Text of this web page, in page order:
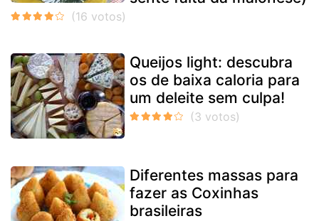
Queijos light: descubra
os de baixa caloria para
um deleite sem culpa!
Diferentes massas para
fazer as Coxinhas
brasileiras